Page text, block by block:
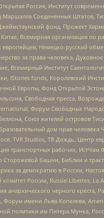
Россия, Институт
Соединенных Штатов,
фонд, Прожект
Всемирная организация по
Немецко-русский
за права человека, Духовное
Институт
IStories fonds, Королевский
Европы, Фонд Открытой
Свободная пресса,
Форум Свободных
Союз жителей островов
дом прав
TVR Studios, ТВ Дождь, Центр
транспортных рабочих, ИстЧам
башни, Библии и
за демократию в России,
России, Russie-Libertes, La
черного креста,
имени Льва Копелева,
политики им Питера Мунка,